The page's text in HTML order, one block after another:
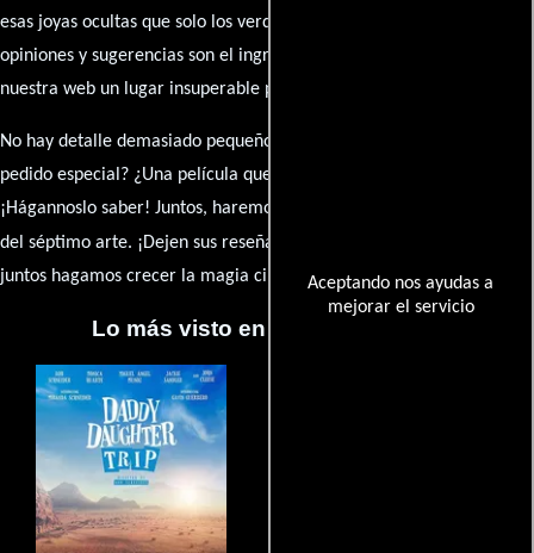
Aceptando nos ayudas a
mejorar el servicio
esas joyas ocultas que solo los verdaderos fanáticos conocen. Sus
opiniones y sugerencias son el ingrediente secreto que hará de
nuestra web un lugar insuperable para los amantes del celuloide.
No hay detalle demasiado pequeño ni opinión insignificante. ¿Algún
pedido especial? ¿Una película que sueñas con ver reseñada?
¡Hágannoslo saber! Juntos, haremos de esta comunidad el epicentro
del séptimo arte. ¡Dejen sus reseña en la
juntos hagamos crecer la magia cinematográfica!
Lo más visto en Cineyseries.net